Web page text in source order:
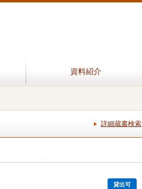
資料紹介
詳細蔵書検索
貸出可